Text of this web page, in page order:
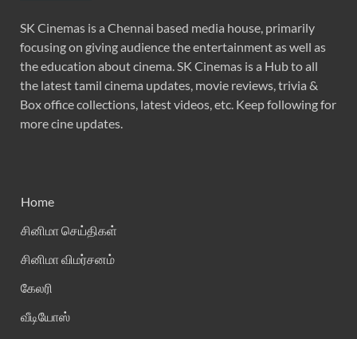
SK Cinemas is a Chennai based media house, primarily
focusing on giving audience the entertainment as well as
the education about cinema. SK Cinemas is a Hub to all
the latest tamil cinema updates, movie reviews, trivia &
Box office collections, latest videos, etc. Keep following for
more cine updates.
Home
சினிமா செய்திகள்
சினிமா விமர்சனம்
கேலரி
வீடியோஸ்